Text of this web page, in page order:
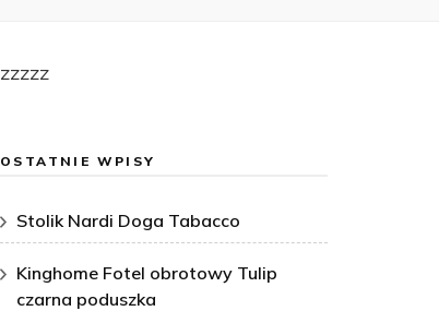
zzzzz
OSTATNIE WPISY
Stolik Nardi Doga Tabacco
Kinghome Fotel obrotowy Tulip
czarna poduszka